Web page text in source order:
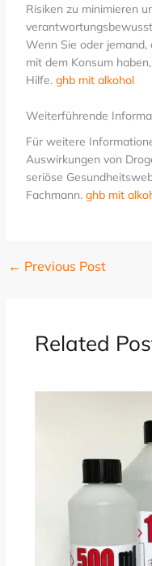
Risiken zu minimieren
Wenn Sie oder jemand,
mit dem Konsum
Hilfe. ghb mit alkohol
Weiterführende
Für weitere
Auswirkungen von
seriöse
Fachmann. ghb mit
← Previous Post
Related